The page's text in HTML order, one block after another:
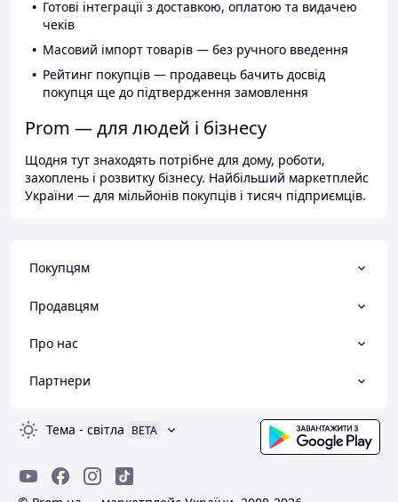
Готові інтеграції з доставкою, оплатою та видачею
чеків
Масовий імпорт товарів — без ручного введення
Рейтинг покупців — продавець бачить досвід
покупця ще до підтвердження замовлення
Prom — для людей і бізнесу
Щодня тут знаходять потрібне для дому, роботи,
захоплень і розвитку бізнесу. Найбільший маркетплейс
України — для мільйонів покупців і тисяч підприємців.
Покупцям
Продавцям
Про нас
Партнери
Тема - світла BETA